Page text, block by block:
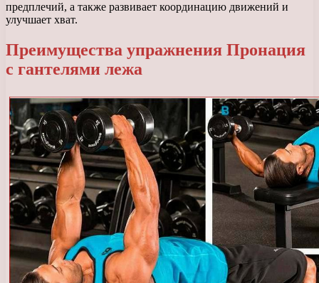
предплечий, а также развивает координацию движений и
улучшает хват.
Преимущества упражнения Пронация
с гантелями лежа